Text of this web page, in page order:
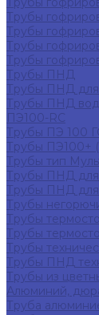
Трубы
Трубы
Трубы
Трубы
Трубы ПНД
Трубы ПНД
Трубы ПНД
ПЭ100-RC
Трубы ПЭ 100
Трубы ПЭ100+
Трубы тип
Трубы ПНД для
Трубы ПНД для
Трубы
Трубы
Трубы
Трубы
Трубы ПНД
Трубы из
Алюминий,
Труба